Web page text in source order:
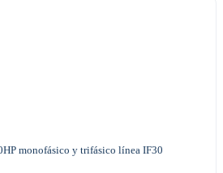
monofásico y trifásico línea IF30